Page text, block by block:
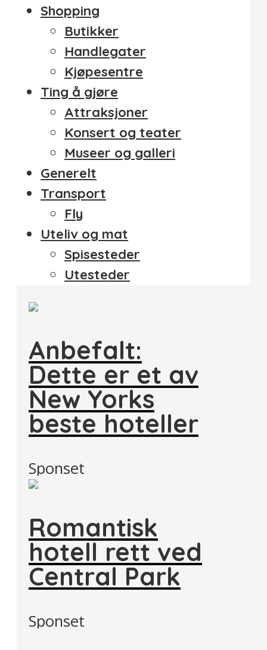
Shopping
Butikker
Handlegater
Kjøpesentre
Ting å gjøre
Attraksjoner
Konsert og teater
Museer og galleri
Generelt
Transport
Fly
Uteliv og mat
Spisesteder
Utesteder
Anbefalt:
Dette er et av
New Yorks
beste hoteller
Sponset
Romantisk
hotell rett ved
Central Park
Sponset